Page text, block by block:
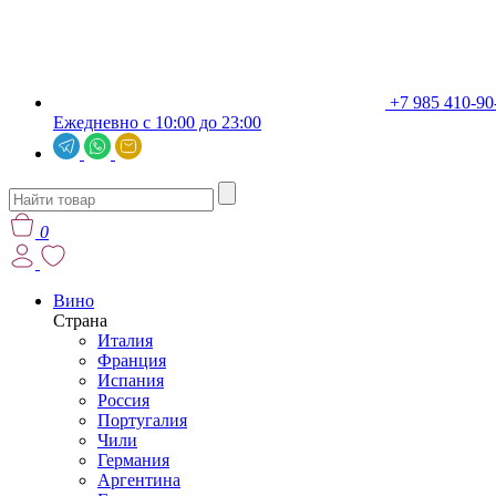
+7 985 410-
Ежедневно с 10:00 до 23:00
0
Вино
Страна
Италия
Франция
Испания
Россия
Португалия
Чили
Германия
Аргентина